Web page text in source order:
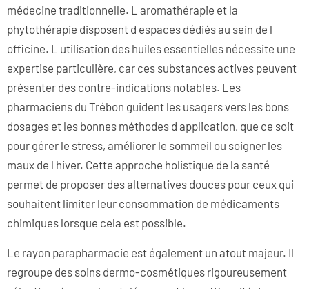
médecine traditionnelle. L aromathérapie et la
phytothérapie disposent d espaces dédiés au sein de l
officine. L utilisation des huiles essentielles nécessite une
expertise particulière, car ces substances actives peuvent
présenter des contre-indications notables. Les
pharmaciens du Trébon guident les usagers vers les bons
dosages et les bonnes méthodes d application, que ce soit
pour gérer le stress, améliorer le sommeil ou soigner les
maux de l hiver. Cette approche holistique de la santé
permet de proposer des alternatives douces pour ceux qui
souhaitent limiter leur consommation de médicaments
chimiques lorsque cela est possible.
Le rayon parapharmacie est également un atout majeur. Il
regroupe des soins dermo-cosmétiques rigoureusement